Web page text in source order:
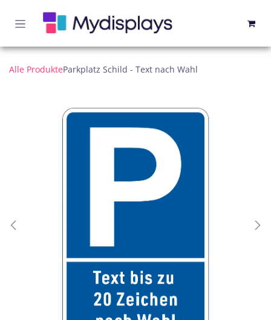
Alle ProdukteParkplatz Schild - Text nach Wahl